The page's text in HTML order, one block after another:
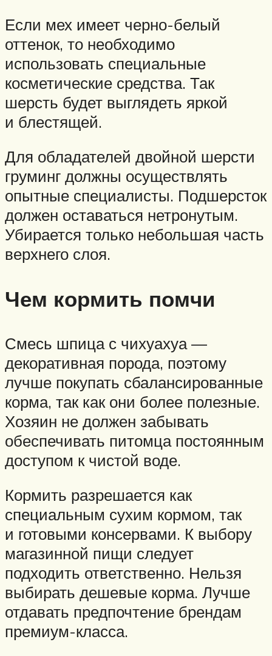
Если мех имеет черно-белый
оттенок, то необходимо
использовать специальные
косметические средства. Так
шерсть будет выглядеть яркой
и блестящей.
Для обладателей двойной шерсти
груминг должны осуществлять
опытные специалисты. Подшерсток
должен оставаться нетронутым.
Убирается только небольшая часть
верхнего слоя.
Чем кормить помчи
Смесь шпица с чихуахуа —
декоративная порода, поэтому
лучше покупать сбалансированные
корма, так как они более полезные.
Хозяин не должен забывать
обеспечивать питомца постоянным
доступом к чистой воде.
Кормить разрешается как
специальным сухим кормом, так
и готовыми консервами. К выбору
магазинной пищи следует
подходить ответственно. Нельзя
выбирать дешевые корма. Лучше
отдавать предпочтение брендам
премиум-класса.